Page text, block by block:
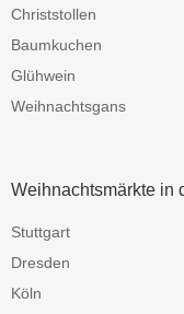
Christstollen
Baumkuchen
Glühwein
Weihnachtsgans
Weihnachtsmärkte in
Stuttgart
Dresden
Köln